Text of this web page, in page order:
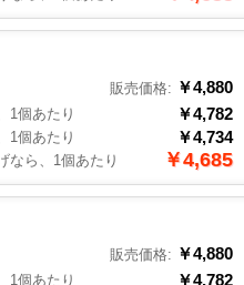
販売価格: ￥4,880
1個あたり ￥4,782
1個あたり ￥4,734
なら、1個あたり ￥4,685
販売価格: ￥4,880
1個あたり ￥4,782